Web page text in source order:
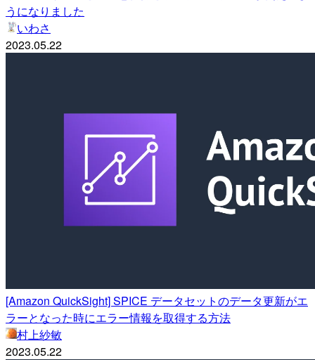
うになりました
いわさ
2023.05.22
[Amazon QuickSight] SPICE データセットのデータ更新がエ
ラーとなった時にエラー情報を取得する方法
村上紗敏
2023.05.22